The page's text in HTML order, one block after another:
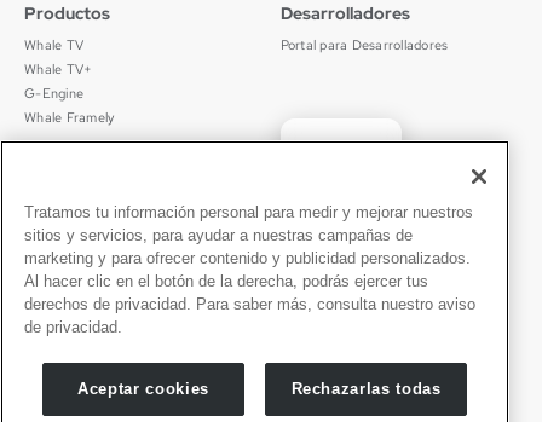
English
Deutsch
Português
✓Español
Productos
Whale TV
Whale TV+
G-Engine
Whale Framely
Desarrolladores
Portal para Desarrolladores
Quiénes Somos
Empleos
Noticias
Sala de Prensa
Política de Privacidad
Términos de Uso
京ICP备11012483号-9
Contacto
Soporte
Consultas de Prensa
Asóciate Con Nosotros
Tratamos tu información personal para medir y mejorar nuestros
sitios y servicios, para ayudar a nuestras campañas de
marketing y para ofrecer contenido y publicidad personalizados.
Al hacer clic en el botón de la derecha, podrás ejercer tus
derechos de privacidad. Para saber más, consulta nuestro aviso
de privacidad.
Aceptar cookies Rechazarlas todas